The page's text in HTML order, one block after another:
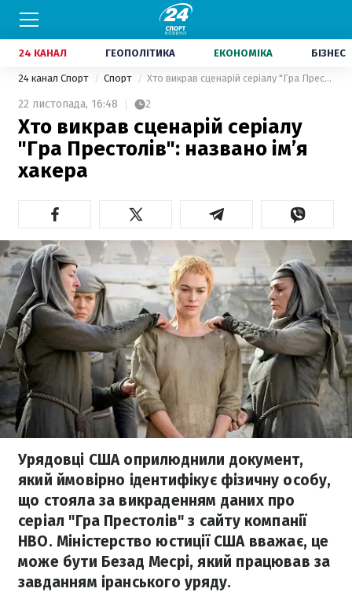
24 КАНАЛ ГЕОПОЛІТИКА ЕКОНОМІКА БІЗНЕС
24 канал Спорт Спорт Хто викрав сценарій серіалу "Гра Престолів": названо ім’я хакера
22 листопада, 16:48 2
Хто викрав сценарій серіалу
"Гра Престолів": названо ім’я
хакера
Урядовці США оприлюднили документ,
який ймовірно ідентифікує фізичну особу,
що стояла за викраденням даних про
серіал "Гра Престолів" з сайту компанії
HBO. Міністерство юстиції США вважає, це
може бути Безад Месрі, який працював за
завданням іранського уряду.